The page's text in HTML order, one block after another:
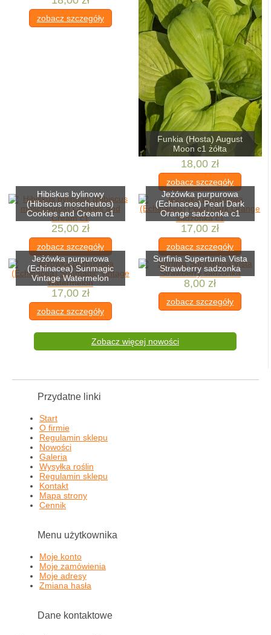
zobacz szczegóły
Funkia (Hosta) August
Moon c1 żółta
18,00 zł
zobacz szczegóły
Hibiskus bylinowy
(Hibiscus moscheutos)
Cookies and Cream c1
25,00 zł
zobacz szczegóły
Jeżówka purpurowa
(Echinacea) Pearl Dark
Orange sadzonka c1
17,00 zł
zobacz szczegóły
Jeżówka purpurowa
(Echinacea) Sunmagic
Vintage Watermelon
17,00 zł
zobacz szczegóły
Surfinia Supertunia Vista
Strawberry sadzonka
8,00 zł
zobacz szczegóły
Zobacz więcej nowości
Przydatne linki
Start
O firmie
Regulamin sklepu
Nowości
Galeria
Wysyłka roślin
Regulamin sklepu
Kontakt
Mapa strony
Cennik
Menu użytkownika
Moje konto
Moje zamówienia
Moje adresy
Zmiana hasła
Dane kontaktowe